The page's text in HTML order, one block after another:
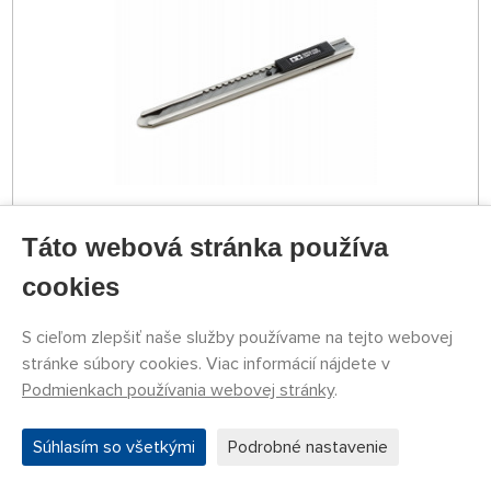
79774053
8,29 €
NA SKLADE 4 KS
Náhlavná lupa so zväčšovacími sklami (1,2×, 1,8×,
Táto webová stránka používa
cookies
S cieľom zlepšiť naše služby používame na tejto webovej
stránke súbory cookies. Viac informácií nájdete v
Podmienkach používania webovej stránky.
Súhlasím so všetkými Podrobné nastavenie